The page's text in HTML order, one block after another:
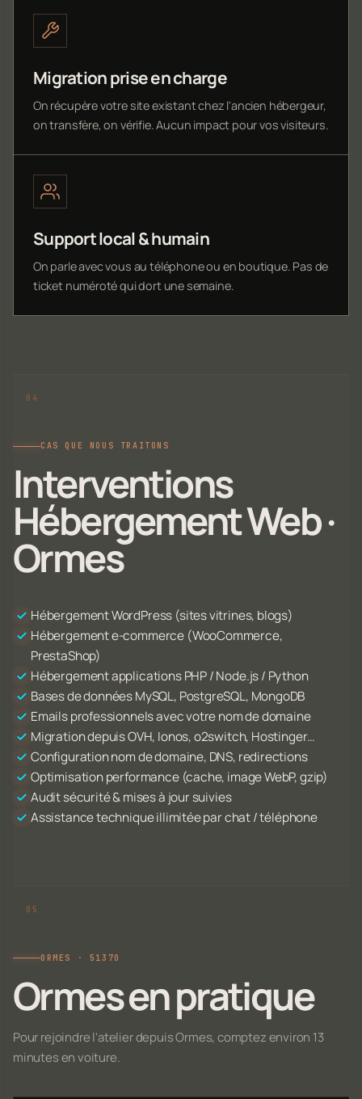
Migration prise en charge
On récupère votre site existant chez l'ancien hébergeur,
on transfère, on vérifie. Aucun impact pour vos visiteurs.
Support local & humain
On parle avec vous au téléphone ou en boutique. Pas de
ticket numéroté qui dort une semaine.
CAS QUE NOUS TRAITONS
Interventions
Hébergement Web ·
Ormes
Hébergement WordPress (sites vitrines, blogs)
Hébergement e-commerce (WooCommerce,
PrestaShop)
Hébergement applications PHP / Node.js / Python
Bases de données MySQL, PostgreSQL, MongoDB
Emails professionnels avec votre nom de domaine
Migration depuis OVH, Ionos, o2switch, Hostinger…
Configuration nom de domaine, DNS, redirections
Optimisation performance (cache, image WebP, gzip)
Audit sécurité & mises à jour suivies
Assistance technique illimitée par chat / téléphone
ORMES · 51370
Ormes en pratique
Pour rejoindre l'atelier depuis Ormes, comptez environ 13
minutes en voiture.